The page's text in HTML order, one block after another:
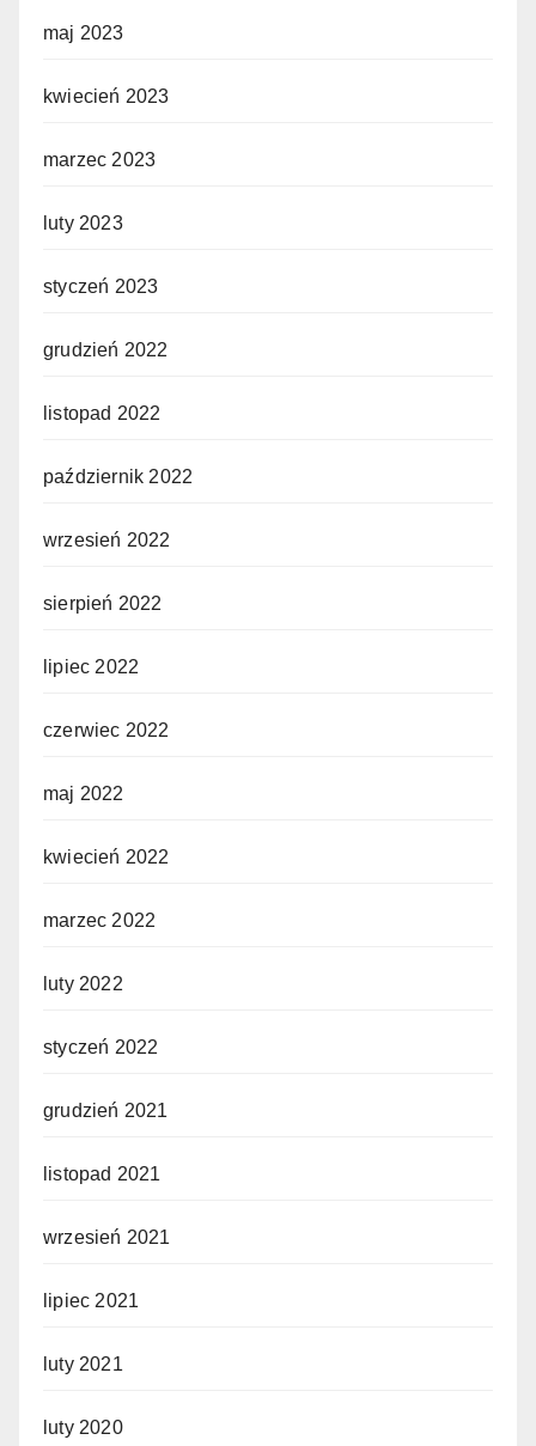
maj 2023
kwiecień 2023
marzec 2023
luty 2023
styczeń 2023
grudzień 2022
listopad 2022
październik 2022
wrzesień 2022
sierpień 2022
lipiec 2022
czerwiec 2022
maj 2022
kwiecień 2022
marzec 2022
luty 2022
styczeń 2022
grudzień 2021
listopad 2021
wrzesień 2021
lipiec 2021
luty 2021
luty 2020